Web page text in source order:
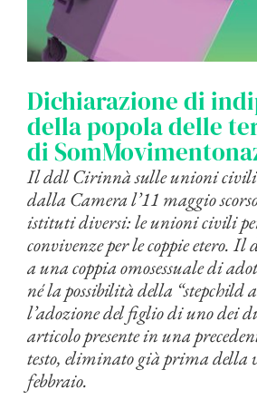
Dichiarazione di
della popola delle
di
Il ddl Cirinnà sulle unioni civili
dalla Camera l’11 maggio
istituti diversi: le unioni civili per
convivenze per le coppie etero. Il
a una coppia omosessuale di
né la possibilità della “stepchild
l’adozione del figlio di uno dei
articolo presente in una
testo, eliminato già prima della
febbraio.